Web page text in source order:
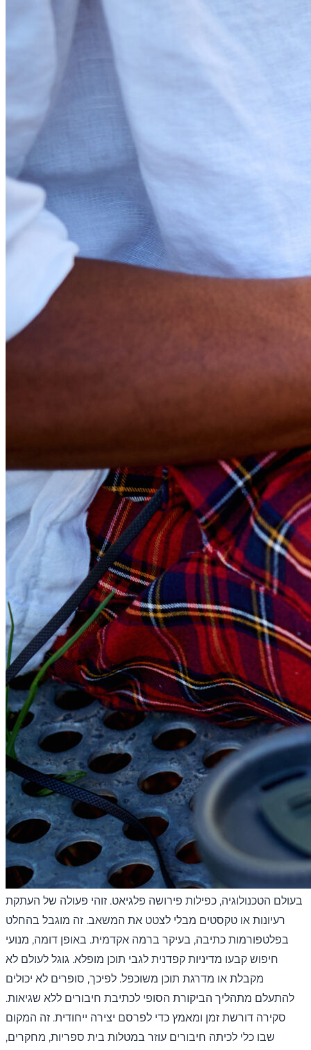
בעולם הטכנולוגיה, כפילות פירושה פלגיאט. זוהי פעולה של העתקת
רעיונות או טקסטים מבלי לצטט את המשאב. זה מוגבל בהחלט
בפלטפורמות כתיבה, בעיקר ברמה אקדמית. באופן דומה, מנועי
חיפוש קבעו מדיניות קפדנית לגבי תוכן מופלא. גוגל לעולם לא
מקבלת או מדרגת תוכן משוכפל. לפיכך, סופרים לא יכולים
להתעלם מתהליך הביקורת הסופי לכתיבת חיבורים ללא שגיאות.
סקירה דורשת זמן ומאמץ כדי לפרסם יצירה ייחודית. זה המקום
שבו כלי לכיתה חיבורים עוזר במטלות בית ספריות, מחקרים,